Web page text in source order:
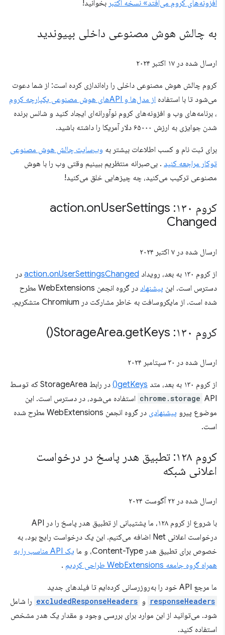
افزونه‌های کروم می‌افتد» نسخه اکتبربخوانید!
به چالش هوش مصنوعی داخلی بپیوندید
ارسال شده در۱۷ اکتبر ۲۰۲۴
کروم چالش هوش مصنوعی داخلی را راه‌اندازی کرده است: از شما دعوت
می‌شود تا با استفاده از مدل‌ها و APIهای هوش مصنوعی یکپارچه کروم
، برنامه‌های وب و افزونه‌های کروم نوآورانه‌ای ایجاد کنید و شانس برنده
شدن جوایزی به ارزش ۶۵۰۰۰ دلار آمریکا را داشته باشید.
برای ثبت نام و کسب اطلاعات بیشتر به وب‌سایت چالش هوش مصنوعی
توکار مراجعه کنید. بی‌صبرانه منتظریم ببینیم وقتی وب را با هوش
مصنوعی ترکیب می‌کنید، چه چیزهایی خلق می‌کنید!
کروم ۱۳۰: action .onUserSettings
Changed
ارسال شده در۷ اکتبر ۲۰۲۴
از کروم ۱۳۰ به بعد، رویداد action.onUserSettingsChangedدر
دسترس است. این پیشنهاد
در گروه انجمن WebExtensions مطرح
شده است. از مایکروسافت به خاطر مشارکت در Chromium متشکریم.
کروم ۱۳۰: Storage Area.getKeys(
)
ارسال شده در۳۰ سپتامبر ۲۰۲۴
از کروم ۱۳۰ به بعد، متد getKeys() در رابط StorageArea که توسط
chrome.storage
API استفاده می‌شود، در دسترس است. این
موضوع پیرو پیشنهادی
در گروه انجمن WebExtensions مطرح شده
است.
کروم ۱۲۸: تطبیق هدر پاسخ در درخواست
اعلانی شبکه
ارسال شده در۲۲ آگوست ۲۰۲۴
با شروع از کروم ۱۲۸، ما پشتیبانی از تطبیق هدر پاسخ را در API
درخواست اعلانی Net اضافه می‌کنیم. این یک درخواست رایج بود، به
خصوص برای تطبیق هدر Content-Type، و ما
یک API مناسب را به
همراه گروه جامعه WebExtensions طراحی کردیم
.
ما مرجع API خود را به‌روزرسانی کرده‌ایم تا فیلدهای جدید
responseHeaders و excludedResponseHeaders
را شامل
شود. می‌توانید از این موارد برای بررسی وجود و مقدار یک هدر مشخص
استفاده کنید.